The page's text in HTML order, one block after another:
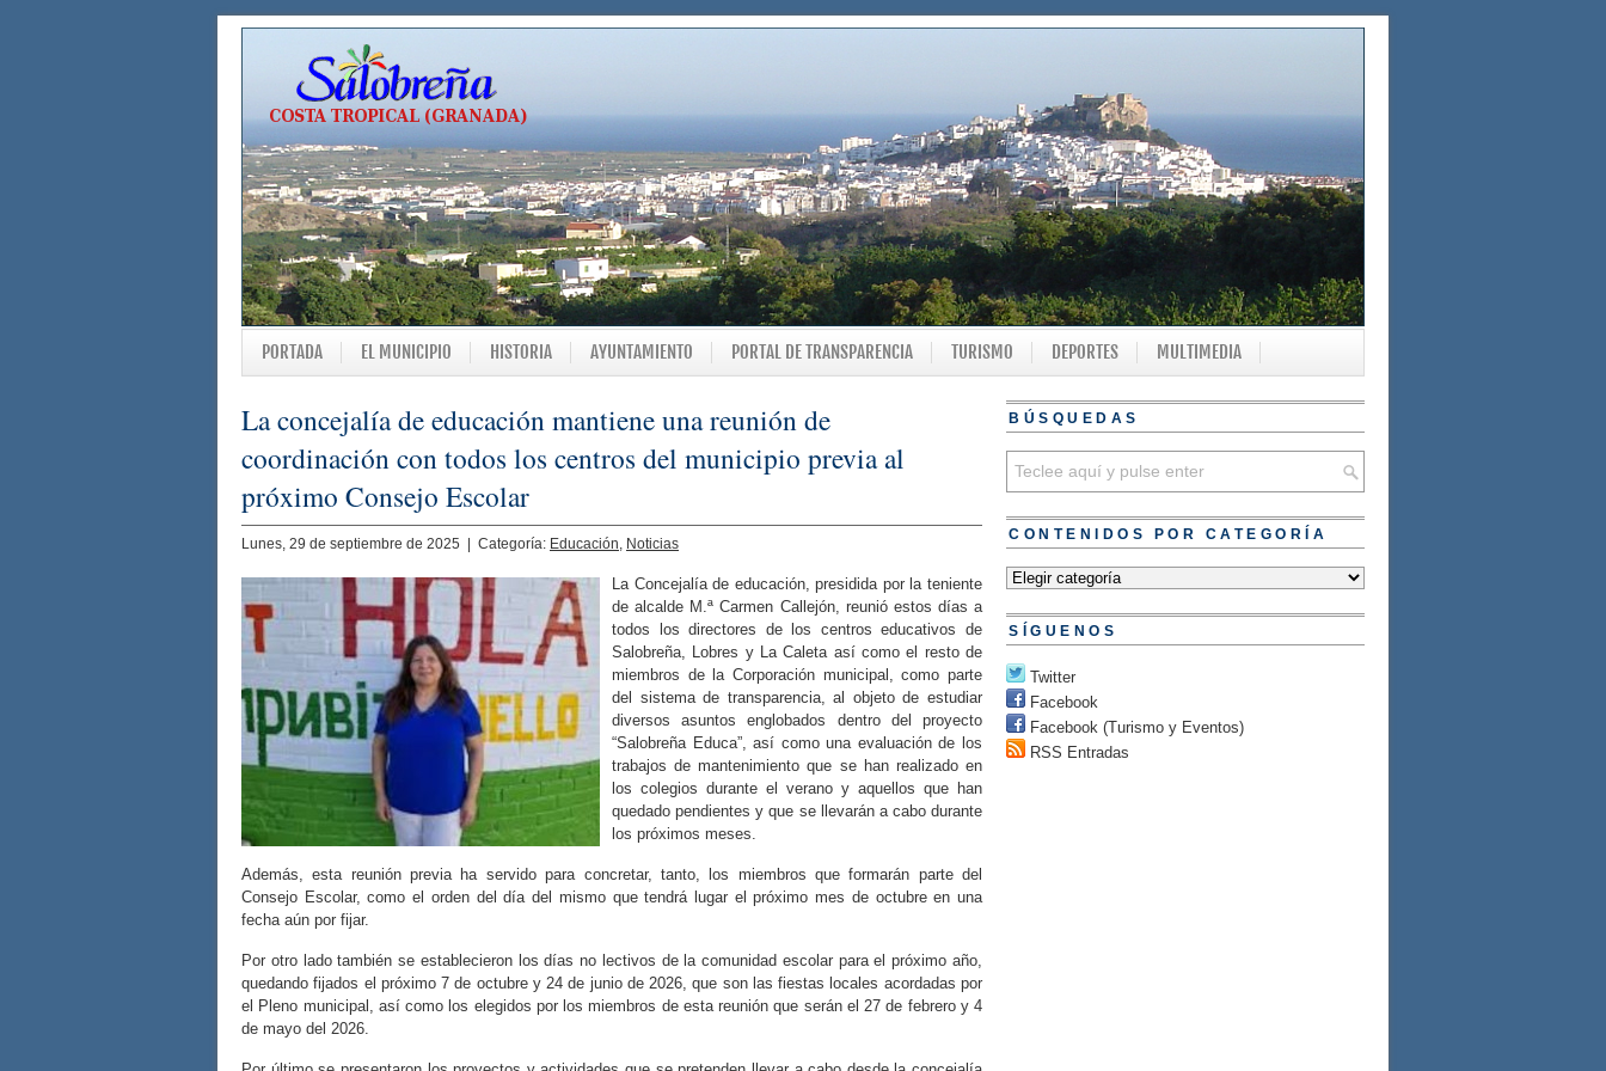
PORTADA EL MUNICIPIO HISTORIA AYUNTAMIENTO PORTAL DE TRANSPARENCIA TURISMO DEPORTES MULTIMEDIA
La concejalía de educación mantiene una reunión de
coordinación con todos los centros del municipio previa al
próximo Consejo Escolar
Lunes, 29 de septiembre de 2025 | Categoría: Educación Noticias
La Concejalía de educación, presidida por la teniente
de alcalde M.ª Carmen Callejón, reunió estos días a
todos los directores de los centros educativos de
Salobreña, Lobres y La Caleta así como el resto de
miembros de la Corporación municipal, como parte
del sistema de transparencia, al objeto de estudiar
diversos asuntos englobados dentro del proyecto
“Salobreña Educa”, así como una evaluación de los
trabajos de mantenimiento que se han realizado en
los colegios durante el verano y aquellos que han
quedado pendientes y que se llevarán a cabo durante
los próximos meses.
Además, esta reunión previa ha servido para concretar, tanto, los miembros que formarán parte del
Consejo Escolar, como el orden del día del mismo que tendrá lugar el próximo mes de octubre en una
fecha aún por fijar.
Por otro lado también se establecieron los días no lectivos de la comunidad escolar para el próximo año,
quedando fijados el próximo 7 de octubre y 24 de junio de 2026, que son las fiestas locales acordadas por
el Pleno municipal, así como los elegidos por los miembros de esta reunión que serán el 27 de febrero y 4
de mayo del 2026.
BÚSQUEDAS
CONTENIDOS POR CATEGORÍA
SÍGUENOS
Twitter
Facebook
Facebook (Turismo y Eventos)
RSS Entradas